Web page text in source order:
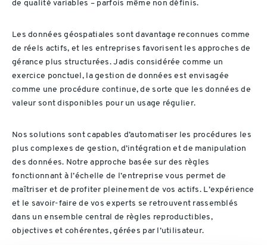
de qualité variables – parfois même non définis.
Les données géospatiales sont davantage reconnues comme
de réels actifs, et les entreprises favorisent les approches de
gérance plus structurées. Jadis considérée comme un
exercice ponctuel, la gestion de données est envisagée
comme une procédure continue, de sorte que les données de
valeur sont disponibles pour un usage régulier.
Nos solutions sont capables d’automatiser les procédures les
plus complexes de gestion, d’intégration et de manipulation
des données. Notre approche basée sur des règles
fonctionnant à l’échelle de l’entreprise vous permet de
maîtriser et de profiter pleinement de vos actifs. L’expérience
et le savoir-faire de vos experts se retrouvent rassemblés
dans un ensemble central de règles reproductibles,
objectives et cohérentes, gérées par l’utilisateur.